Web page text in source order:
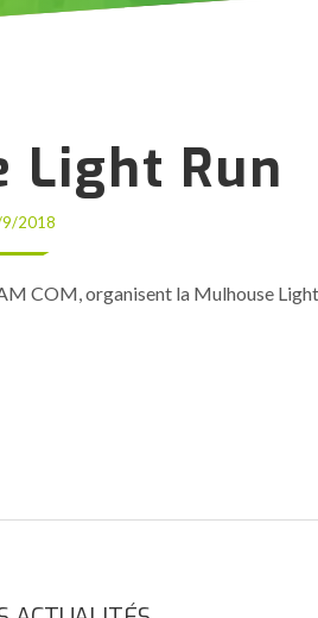
Light Run
2018
COM, organisent la Mulhouse